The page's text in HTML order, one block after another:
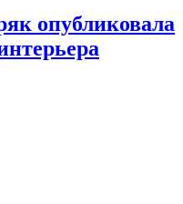
опубликовала